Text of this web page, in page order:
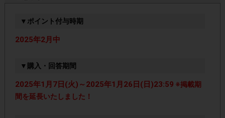
▼ポイント付与時期
2025年2月中
▼購入・回答期間
2025年1月7日(火)～2025年1月26日(日)23:59 ※掲載期
間を延長いたしました！